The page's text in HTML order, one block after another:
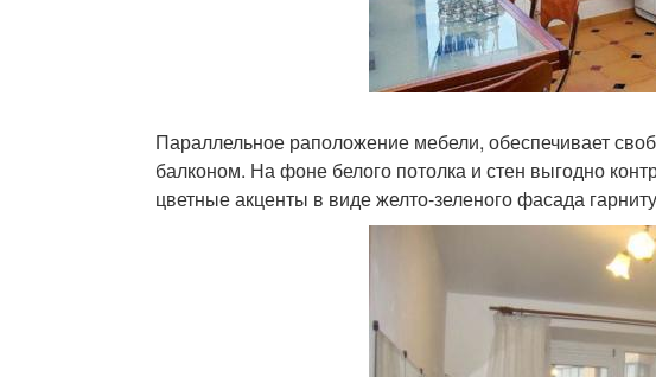
Параллельное раположение мебели, обеспечивает
балконом. На фоне белого потолка и стен выгодно
цветные акценты в виде желто-зеленого фасада